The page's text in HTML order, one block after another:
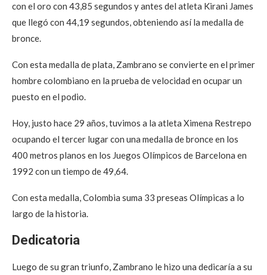
con el oro con 43,85 segundos y antes del atleta Kirani James
que llegó con 44,19 segundos, obteniendo así la medalla de
bronce.
Con esta medalla de plata, Zambrano se convierte en el primer
hombre colombiano en la prueba de velocidad en ocupar un
puesto en el podio.
Hoy, justo hace 29 años, tuvimos a la atleta Ximena Restrepo
ocupando el tercer lugar con una medalla de bronce en los
400 metros planos en los Juegos Olímpicos de Barcelona en
1992 con un tiempo de 49,64.
Con esta medalla, Colombia suma 33 preseas Olímpicas a lo
largo de la historia.
Dedicatoria
Luego de su gran triunfo, Zambrano le hizo una dedicaría a su